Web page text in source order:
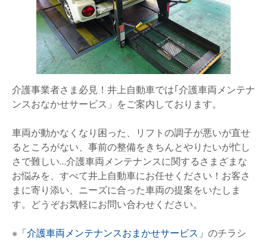
介護事業者さま必見！井上自動車では｢介護車両メンテナ
ンスおなかせサービス」をご案内しております。
車両が動かなくなり困った、リフトの調子が悪いが直せ
るところがない、事前の整備をきちんとやりたいが忙し
さで難しい…介護車両メンテナンスに関するさまざまな
お悩みを、すべて井上自動車にお任せください！お客さ
まに寄り添い、ニーズに合った車両の提案をいたしま
す。どうぞお気軽にお問い合わせください。
※ 「介護車両メンテナンスおまかせサービス」 のチラシ